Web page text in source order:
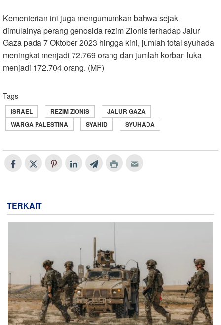
Kementerian ini juga mengumumkan bahwa sejak
dimulainya perang genosida rezim Zionis terhadap Jalur
Gaza pada 7 Oktober 2023 hingga kini, jumlah total syuhada
meningkat menjadi 72.769 orang dan jumlah korban luka
menjadi 172.704 orang. (MF)
Tags
ISRAEL REZIM ZIONIS
JALUR GAZA
WARGA PALESTINA
SYAHID SYUHADA
TERKAIT